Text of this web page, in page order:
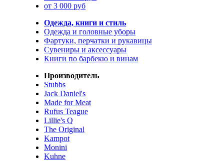
от 3 000 руб
Одежда, книги и стиль
Одежда и головные уборы
Фартуки, перчатки и рукавицы
Сувениры и аксессуары
Книги по барбекю и винам
Производитель
Stubbs
Jack Daniel's
Made for Meat
Rufus Teague
Lillie's Q
The Original
Kampot
Monini
Kuhne